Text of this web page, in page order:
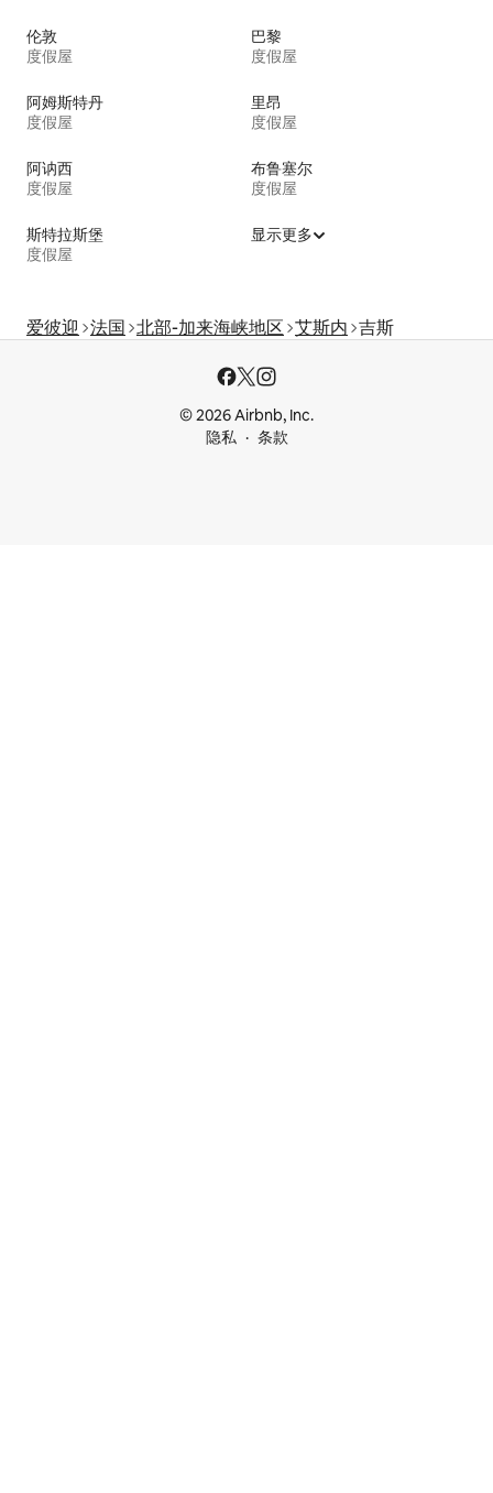
伦敦
度假屋
巴黎
度假屋
阿姆斯特丹
度假屋
里昂
度假屋
阿讷西
度假屋
布鲁塞尔
度假屋
斯特拉斯堡
度假屋
显示更多
爱彼迎 法国 北部-加来海峡地区 艾斯内 吉斯
© 2026 Airbnb, Inc.
隐私
条款